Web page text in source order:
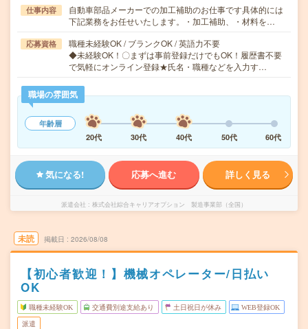
仕事内容
自動車部品メーカーでの加工補助のお仕事です具体的には
下記業務をお任せいたします。・加工補助、・材料を…
応募資格
職種未経験OK / ブランクOK / 英語力不要
◆未経験OK！〇まずは事前登録だけでもOK！履歴書不要
で気軽にオンライン登録★氏名・職種などを入力す…
職場の雰囲気
年齢層
20代
30代 40代 50代 60代
気になる! 応募へ進む 詳しく見る
派遣会社 株式会社綜合キャリアオプション 製造事業部（全国）
未読 掲載日 2026/08/08
【初心者歓迎！】機械オペレーター/日払い
OK
職種未経験OK 交通費別途支給あり 土日祝日が休み WEB登録OK
派遣